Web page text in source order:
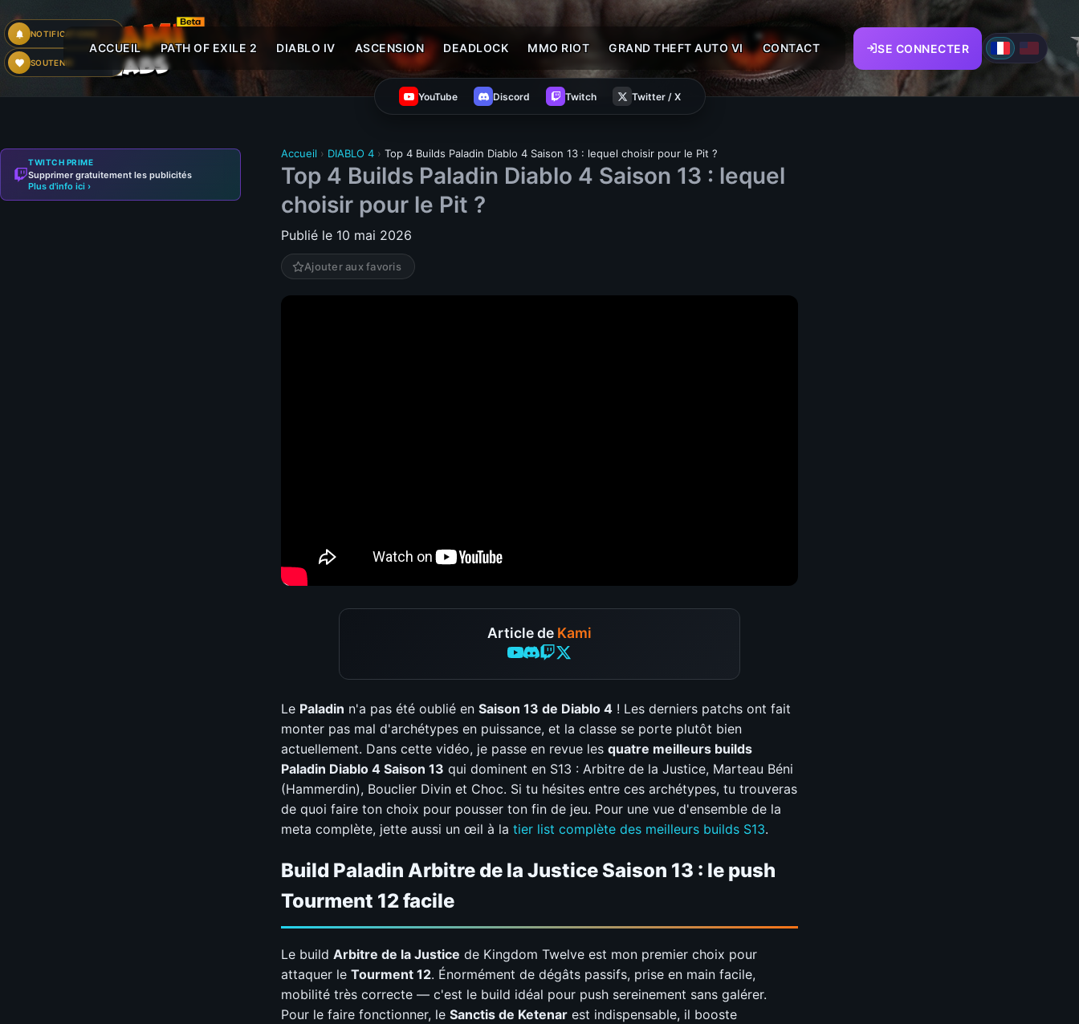
NOTIFICATIONS
SOUTENIR
ACCUEIL PATH OF EXILE 2 DIABLO IV ASCENSION DEADLOCK MMO RIOT GRAND THEFT AUTO VI CONTACT SE CONNECTER
YouTube Discord Twitch Twitter / X
Accueil › DIABLO 4 › Top 4 Builds Paladin Diablo 4 Saison 13 : lequel choisir pour le Pit ?
Top 4 Builds Paladin Diablo 4 Saison 13 : lequel
choisir pour le Pit ?
Publié le 10 mai 2026
Ajouter aux favoris
Article de Kami
Le Paladin n'a pas été oublié en Saison 13 de Diablo 4 ! Les derniers patchs ont fait
monter pas mal d'archétypes en puissance, et la classe se porte plutôt bien
actuellement. Dans cette vidéo, je passe en revue les quatre meilleurs builds
Paladin Diablo 4 Saison 13 qui dominent en S13 : Arbitre de la Justice, Marteau Béni
(Hammerdin), Bouclier Divin et Choc. Si tu hésites entre ces archétypes, tu trouveras
de quoi faire ton choix pour pousser ton fin de jeu. Pour une vue d'ensemble de la
meta complète, jette aussi un œil à la tier list complète des meilleurs builds S13.
Build Paladin Arbitre de la Justice Saison 13 : le push
Tourment 12 facile
Le build Arbitre de la Justice de Kingdom Twelve est mon premier choix pour
attaquer le Tourment 12. Énormément de dégâts passifs, prise en main facile,
mobilité très correcte — c'est le build idéal pour push sereinement sans galérer.
Pour le faire fonctionner, le Sanctis de Ketenar est indispensable, il booste
TWITCH PRIME
Supprimer gratuitement les publicités
Plus d'info ici ›